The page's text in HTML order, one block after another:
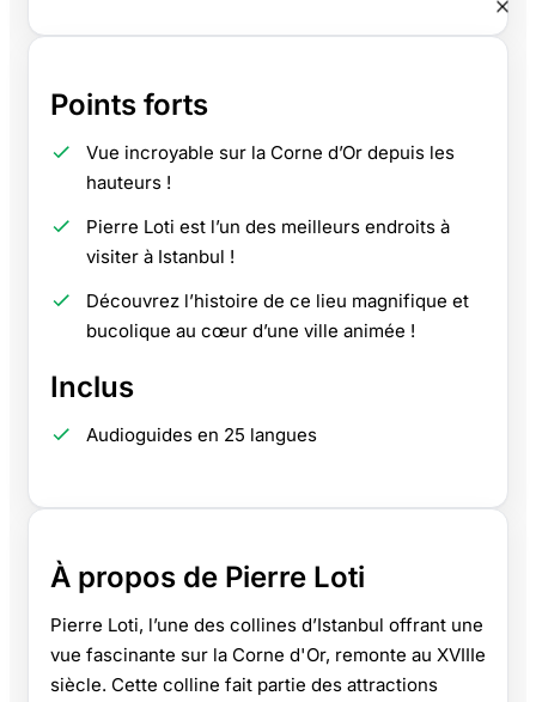
Points forts
Vue incroyable sur la Corne d’Or depuis les
hauteurs !
Pierre Loti est l’un des meilleurs endroits à
visiter à Istanbul !
Découvrez l’histoire de ce lieu magnifique et
bucolique au cœur d’une ville animée !
Inclus
Audioguides en 25 langues
À propos de Pierre Loti
Pierre Loti, l’une des collines d’Istanbul offrant une
vue fascinante sur la Corne d'Or, remonte au XVIIIe
siècle. Cette colline fait partie des attractions